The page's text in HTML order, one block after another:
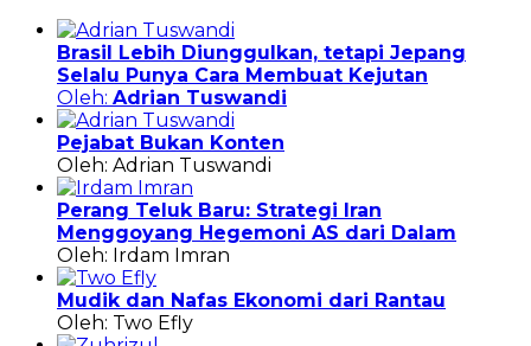
Brasil Lebih Diunggulkan, tetapi Jepang
Selalu Punya Cara Membuat Kejutan
Oleh: Adrian Tuswandi
Pejabat Bukan Konten
Oleh: Adrian Tuswandi
Perang Teluk Baru: Strategi Iran
Menggoyang Hegemoni AS dari Dalam
Oleh: Irdam Imran
Mudik dan Nafas Ekonomi dari Rantau
Oleh: Two Efly